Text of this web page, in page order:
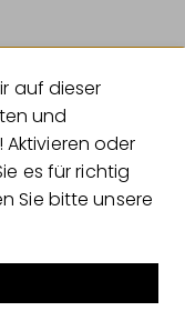
auf dieser
und
oder
es für richtig
Sie bitte unsere